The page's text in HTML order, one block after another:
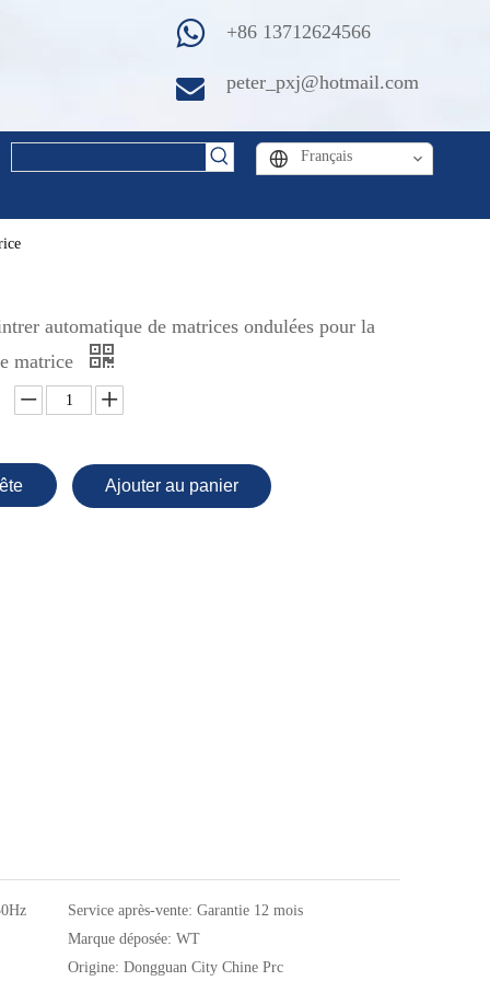
+86 13712624566
peter_pxj@hotmail.com
Français
automatique de matrices ondulées pour la
matrice
Ajouter au panier
Service après-vente: Garantie 12 mois
Marque déposée: WT
Origine: Dongguan City Chine Prc